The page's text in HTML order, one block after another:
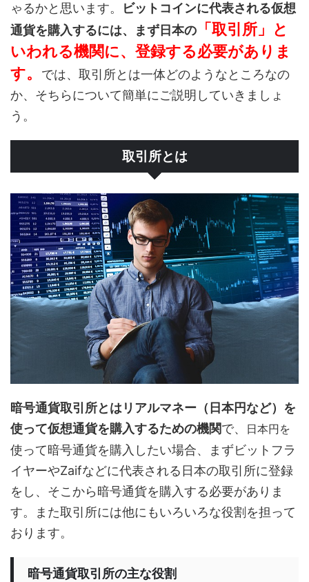
ゃるかと思います。
ビットコインに代表される仮想
通貨を購入するには、まず日本の
「取引所」と
いわれる機関に、登録する必要がありま
す。
では、取引所とは一体どのようなところなの
か、そちらについて簡単にご説明していきましょ
う。
取引所とは
暗号通貨取引所とはリアルマネー（日本円など）を
使って仮想通貨を購入するための機関で、 日本円を
使って暗号通貨を購入したい場合、まずビットフラ
イヤーやZaifなどに代表される日本の取引所に登録
をし、そこから暗号通貨を購入する必要がありま
す。また取引所には他にもいろいろな役割を担って
おります。
暗号通貨取引所の主な役割